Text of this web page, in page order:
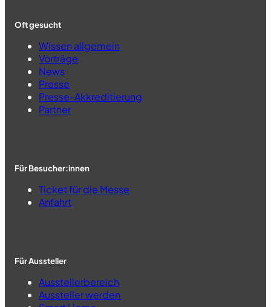
Oft gesucht
Wissen allgemein
Vorträge
News
Presse
Presse-Akkreditierung
Partner
Für Besucher:innen
Ticket für die Messe
Anfahrt
Für Aussteller
Ausstellerbereich
Aussteller werden